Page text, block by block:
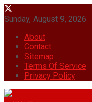
Sunday, August 9, 2026
About
Contact
Sitemap
Terms Of Service
Privacy Policy